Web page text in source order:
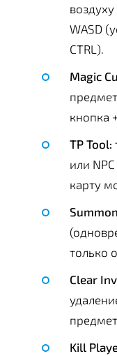
WASD
CTRL).
Magic
кнопка
TP Tool:
или
карту
только
Clear
Kill